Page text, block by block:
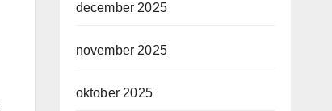
december 2025
november 2025
oktober 2025